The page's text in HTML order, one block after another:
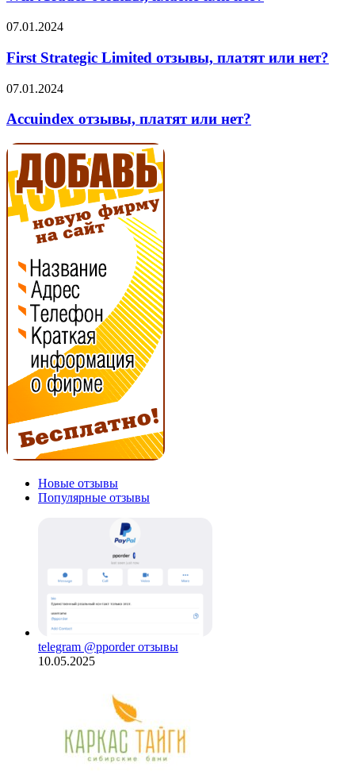
нет?
First
Limited
отзывы,
платят
или
нет?
07.01.2024
First Strategic Limited отзывы, платят или нет?
Accuindex
платят
нет?
07.01.2024
Accuindex отзывы, платят или нет?
Новые отзывы
Популярные отзывы
telegram @pporder отзывы
10.05.2025